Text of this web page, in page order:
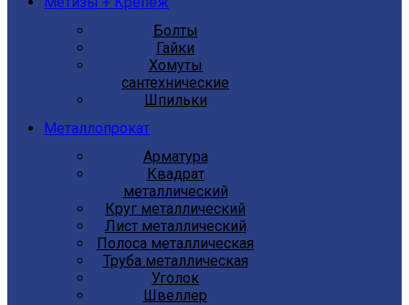
Болты
Гайки
Хомуты
сантехнические
Шпильки
Металлопрокат
Арматура
Квадрат
металлический
Круг металлический
Лист металлический
Полоса металлическая
Труба металлическая
Уголок
Швеллер